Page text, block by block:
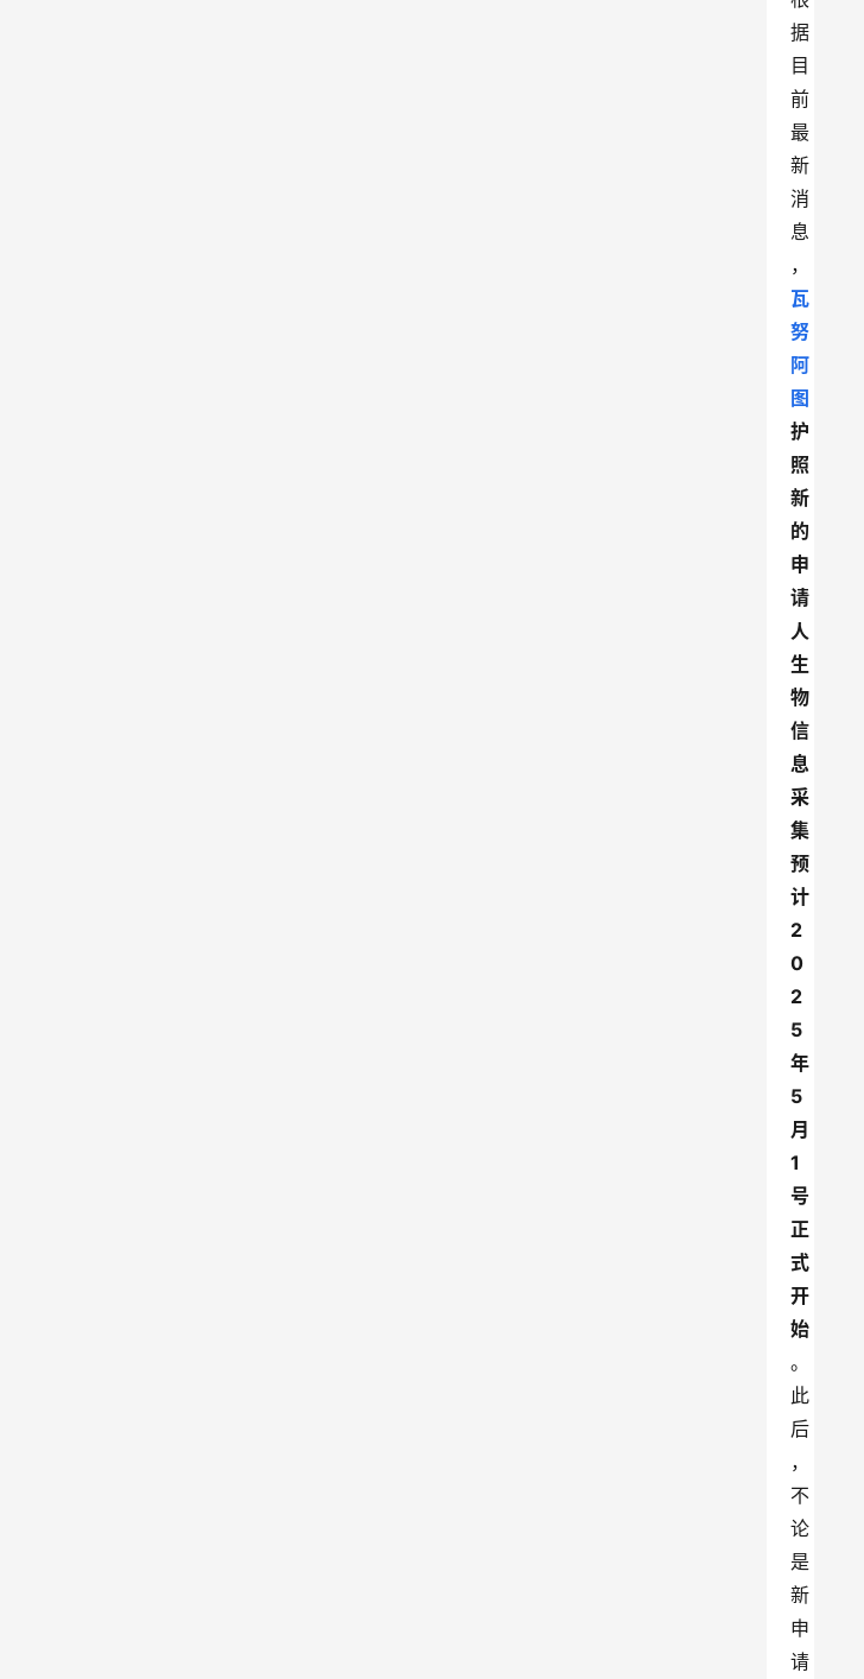
据
目
前
最
新
消
息
，
瓦
努
阿
图
护
照
新
的
申
请
人
生
物
信
息
采
集
预
计
2
0
2
5
年
5
月
1
号
正
式
开
始
。
此
后
，
不
论
是
新
申
请